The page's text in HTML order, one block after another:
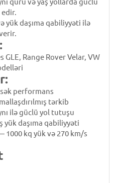
quru və yaş yollarda güclü
yük daşıma qabiliyyəti ilə
GLE, Range Rover Velar, VW
performans
tərkib
ilə güclü yol tutuşu
yük daşıma qabiliyyəti
1000 kq yük və 270 km/s